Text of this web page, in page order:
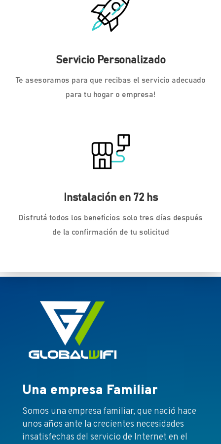
Servicio Personalizado
Te asesoramos para que recibas el servicio adecuado
para tu hogar o empresa!
Instalación en 72 hs
Disfrutá todos los beneficios solo tres días después
de la confirmación de tu solicitud
Una empresa Familiar
Somos una empresa familiar, que nació hace
unos años ante la crecientes necesidades
insatisfechas del servicio de Internet en el